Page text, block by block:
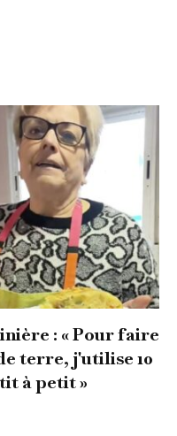
: « Pour faire
terre, j'utilise 10
à petit »